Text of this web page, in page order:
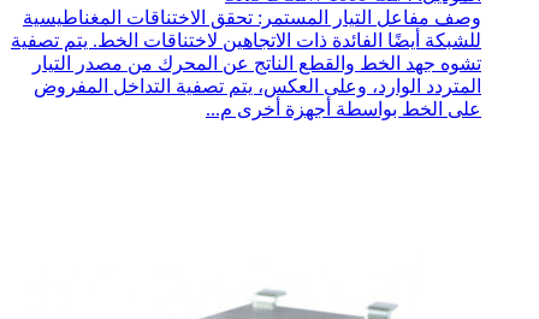
وصف مفاعل التيار المستمر: تحقق الاختناقات المغناطيسية
للشبكة أيضًا الفائدة ذات الاتجاهين لاختناقات الخط. يتم تصفية
تشوه جهد الخط والقطع الناتج عن المحرك من مصدر التيار
المتردد الوارد، وعلى العكس، يتم تصفية التداخل المفروض
على الخط بواسطة أجهزة أخرى م...